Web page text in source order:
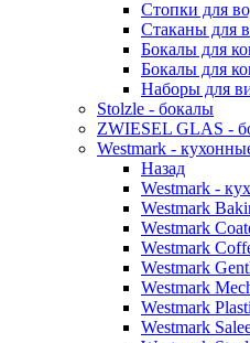
Стопки для
Стаканы для
Бокалы для
Бокалы для
Наборы для
Stolzle - бокалы
ZWIESEL GLAS -
Westmark -
Назад
Westmark -
Westmark
Westmark
Westmark
Westmark
Westmark
Westmark
Westmark